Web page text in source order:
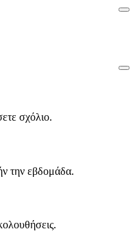
σχόλιο.
την εβδομάδα.